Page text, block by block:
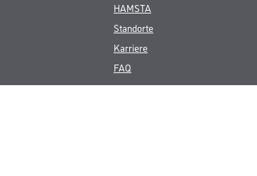
HAMSTA
Standorte
Karriere
FAQ